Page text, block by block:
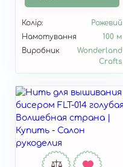
Колір:
Рожевий
Намотування
100 м
Виробник
Wonderland
Crafts